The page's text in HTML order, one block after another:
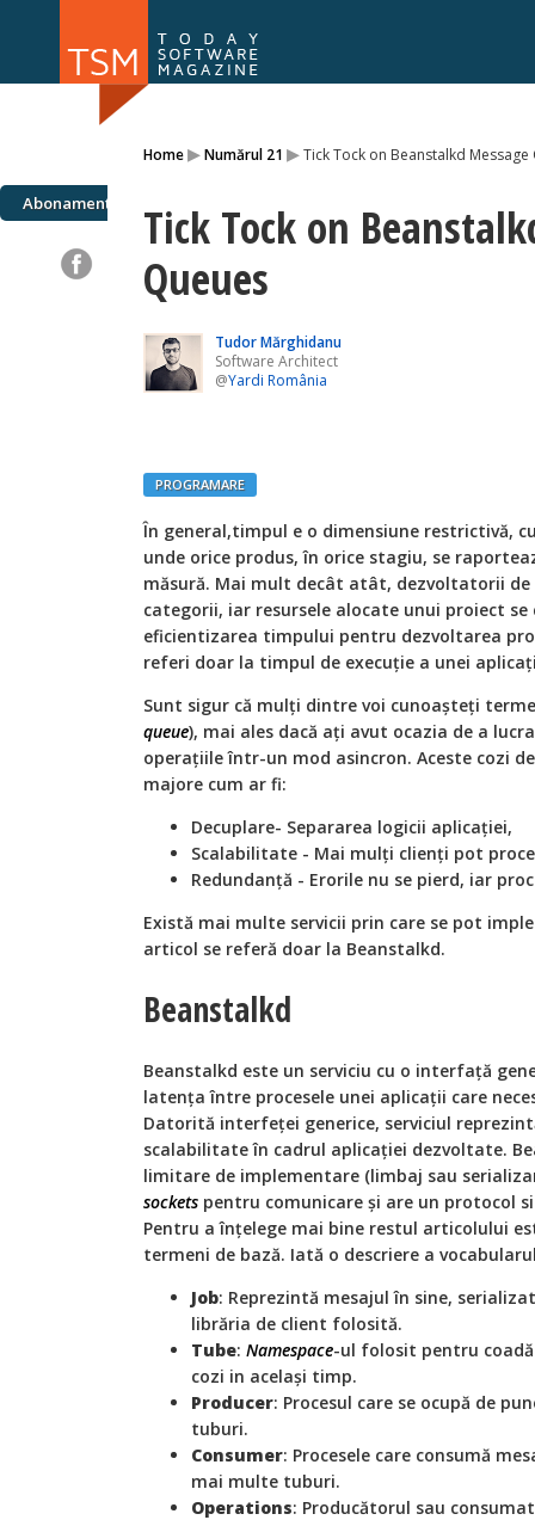
Home▸Numărul 21 ▸Tick Tock on Beanstalkd Message
Abonamente
Tick Tock on
Queues
Tudor Mărghidanu
Software Architect
@Yardi România
PROGRAMARE
În general,timpul e o dimensiune restrictivă,
unde orice produs, în orice stagiu, se
măsură. Mai mult decât atât, dezvoltatorii
categorii, iar resursele alocate unui proiect se
eficientizarea timpului pentru dezvoltarea
referi doar la timpul de execuție a unei
Sunt sigur că mulți dintre voi cunoașteți
queue), mai ales dacă ați avut ocazia de a
operațiile într-un mod asincron. Aceste cozi
majore cum ar fi:
Decuplare- Separarea logicii aplicației,
Scalabilitate - Mai mulți clienți pot
Redundanță - Erorile nu se pierd, iar
Există mai multe servicii prin care se pot
articol se referă doar la Beanstalkd.
Beanstalkd
Beanstalkd este un serviciu cu o interfață
latența între procesele unei aplicații care
Datorită interfeței generice, serviciul
scalabilitate în cadrul aplicației dezvoltate.
limitare de implementare (limbaj sau
sockets pentru comunicare și are un protocol
Pentru a înțelege mai bine restul articolului
termeni de bază. Iată o descriere a
Job: Reprezintă mesajul în sine,
librăria de client folosită.
Tube: Namespace-ul folosit pentru
cozi in același timp.
Producer: Procesul care se ocupă de
tuburi.
Consumer: Procesele care consumă
mai multe tuburi.
Operations: Producătorul sau